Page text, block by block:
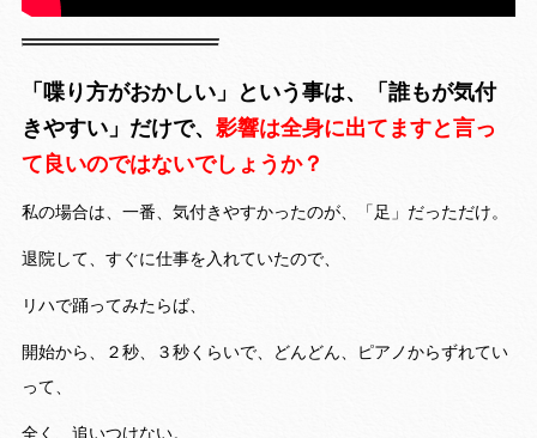
「喋り方がおかしい」という事は、
「誰もが気付
きやすい」だけで、 影響は全身に出てますと言っ
て良いのではないでしょうか？
私の場合は、一番、気付きやすかったのが、「足」だっただけ。
退院して、すぐに仕事を入れていたので、
リハで踊ってみたらば、
開始から、２秒、３秒くらいで、どんどん、ピアノからずれてい
って、
全く、追いつけない。